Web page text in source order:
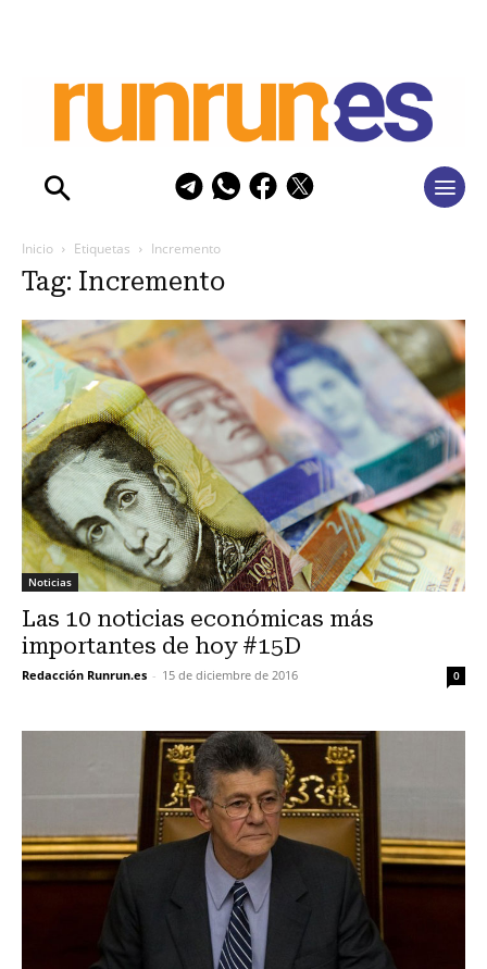
Inicio Etiquetas Incremento
Tag: Incremento
Noticias
Las 10 noticias económicas más
importantes de hoy #15D
Redacción Runrun.es - 15 de diciembre de 2016 0